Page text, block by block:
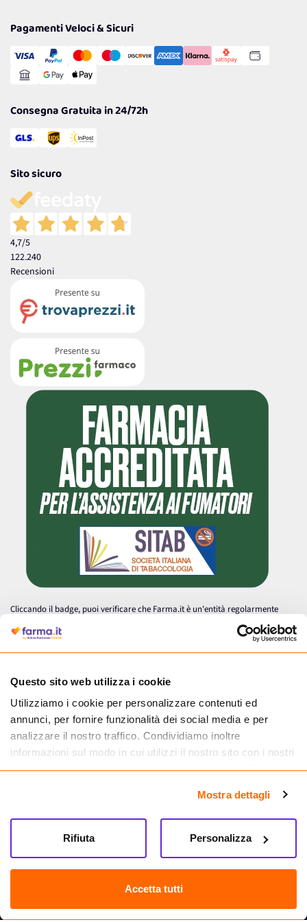
Questo sito web utilizza i cookie
Utilizziamo i cookie per personalizzare contenuti ed
annunci, per fornire funzionalità dei social media e per
analizzare il nostro traffico. Condividiamo inoltre
informazioni sul modo in cui utilizzi il nostro sito con i nostri
partner che si occupano di analisi dei dati web, pubblicità e
informazioni che hai fornito loro o che hanno raccolto dal
tuo utilizzo dei loro servizi.
Mostra dettagli
Accetta tutti
Personalizza
Rifiuta
Cookie Policy
Gestisci Cookie
Reso Facile e Veloce
Pagamenti Veloci & Sicuri
Consegna Gratuita in 24/72h
Sito sicuro
4,7/5
122.240
Recensioni
Cliccando il badge, puoi verificare che Farma.it è un'entità regolarmente
autorizzata dal Ministero della Salute a effettuare la vendita online di
medicinali.
Farma.it S.a.s. P. IVA 07417261216 REA: NA-884088
CREDITS
Sede legale Via delle Repubbliche Marinare 128, 80147 Napoli